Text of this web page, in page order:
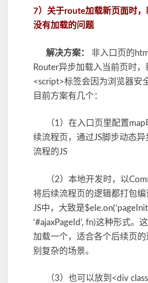
7）关于route加载新页面时，
没有加载的问题
解决方案：
非入口页的
Router异步加载入当前页时，
<script>标签会因为浏览器安
目前方案有几个：
（1）在入口页里配置
续流程页，通过JS脚步动态异
流程的JS
（2）本地开发时，以
将后续流程页的逻辑都打包编
JS中，大致是
‘#ajaxPageId’, fn)这种形式。
加载一个，适合各个后续页
别复杂的场景。
（3）也可以放到<div